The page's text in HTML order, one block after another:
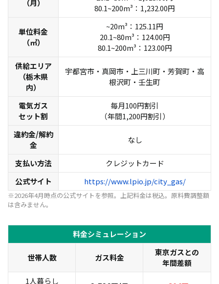
（月）
80.1~200m³：1,232.00円
単位料金
（㎥）
~20m³：125.11円
20.1~80m³：124.00円
80.1~200m³：123.00円
供給エリア
（栃木県
内）
宇都宮市・真岡市・上三川町・芳賀町・高
根沢町・壬生町
電気ガス
セット割
毎月100円割引
（年間1,200円割引）
違約金/解約
金
なし
支払い方法
クレジットカード
公式サイト
https://www.lpio.jp/city_gas/
※2026年4月時点の公式サイトを参照。上記料金は税込。原料費調整額
は含みません。
料金シミュレーション
世帯人数 ガス料金
東京ガスとの
年間差額
1人暮らし